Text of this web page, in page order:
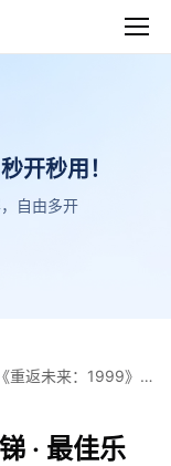
开秒用！
自由多开
《重返未来：1999》
· 最佳乐